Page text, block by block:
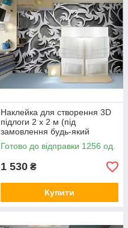
Наклейка для створення 3D
підлоги 2 х 2 м (під
замовлення будь-який
розмір) із захисною
ламінацією (БП-pol_tx043)
Готово до відправки 1256 од.
1 530 ₴
Купити